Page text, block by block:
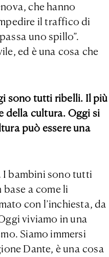
che hanno
il traffico di
uno spillo”.
ed è una cosa che
sono tutti ribelli. Il più
della cultura. Oggi si
può essere una
I bambini sono tutti
a come li
con l’inchiesta, da
viviamo in una
Siamo immersi
Dante, è una cosa